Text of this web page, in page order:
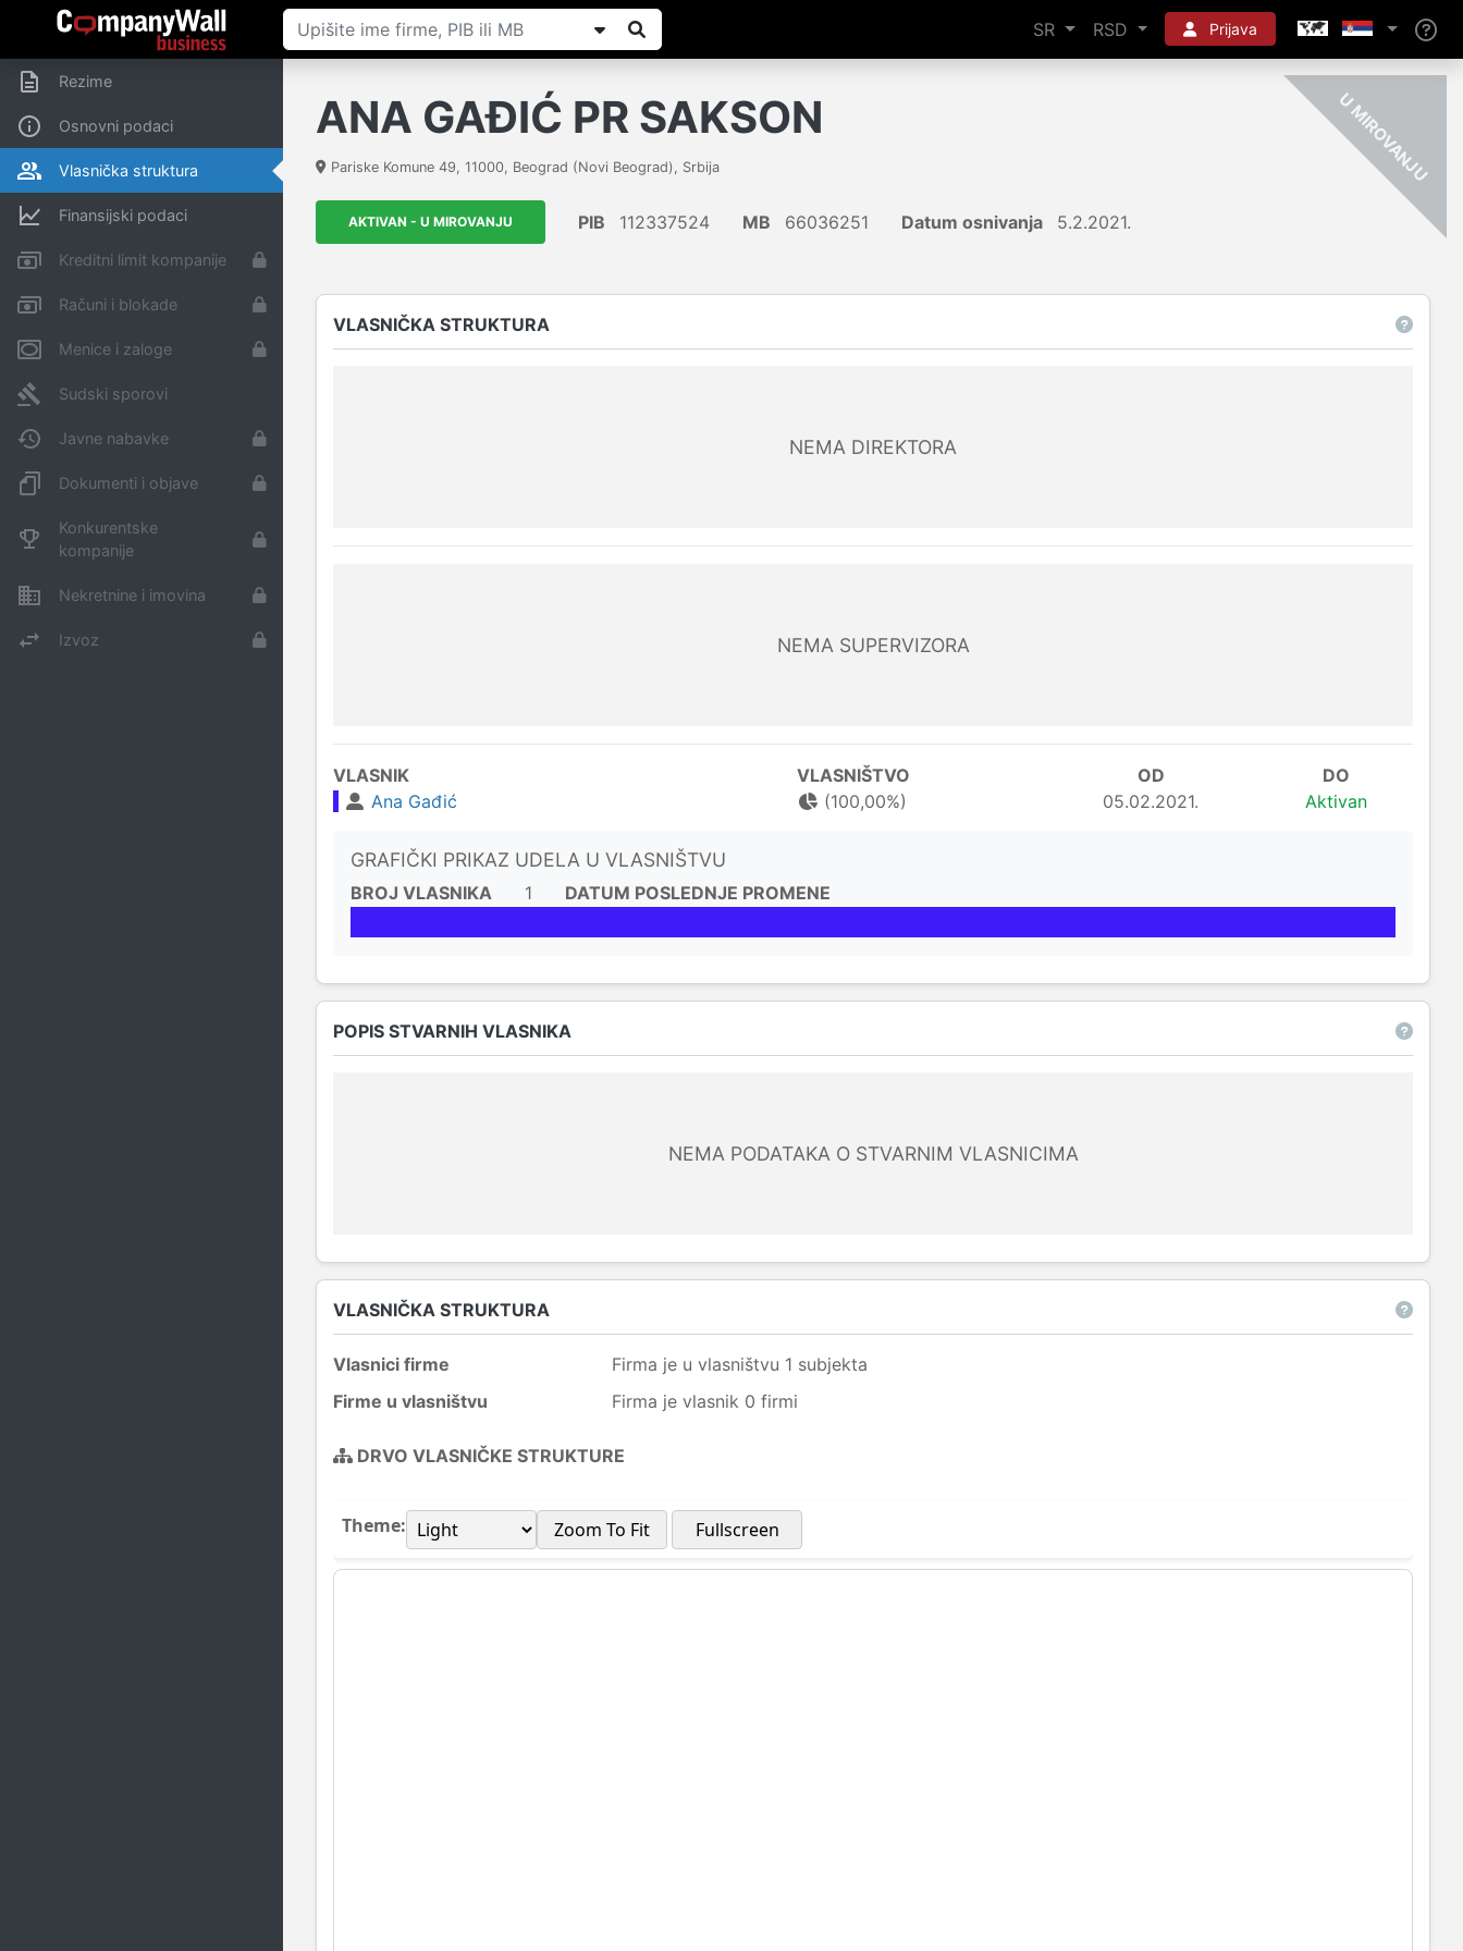
SR RSD Prijava
Rezime
Osnovni podaci
Vlasnička struktura
Finansijski podaci
Kreditni limit kompanije
Računi i blokade
Menice i zaloge
Sudski sporovi
Javne nabavke
Dokumenti i objave
Konkurentske
kompanije
Nekretnine i imovina
Izvoz
ANA GAĐIĆ PR SAKSON
Pariske Komune 49, 11000, Beograd (Novi Beograd), Srbija -
U
AKTIVAN - U MIROVANJU PIB 112337524 MB 66036251 Datum osnivanja 5.2.2021.
VLASNIČKA STRUKTURA
NEMA DIREKTORA
NEMA SUPERVIZORA
VLASNIK VLASNIŠTVO OD
DO
Ana Gađić
(100,00%) 05.02.2021. Aktivan
GRAFIČKI PRIKAZ UDELA U VLASNIŠTVU
BROJ VLASNIKA 1 DATUM POSLEDNJE PROMENE
POPIS STVARNIH VLASNIKA
NEMA PODATAKA O STVARNIM VLASNICIMA
VLASNIČKA STRUKTURA
Vlasnici firme
Firma je u vlasništvu 1 subjekta
Firme u vlasništvu
Firma je vlasnik 0 firmi
DRVO VLASNIČKE STRUKTURE
Theme: Zoom To Fit Fullscreen